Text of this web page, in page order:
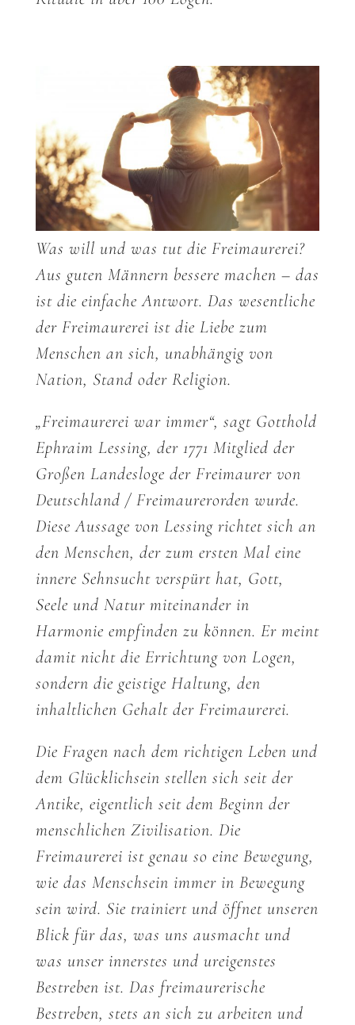
Was will und was tut die Freimaurerei?
Aus guten Männern bessere machen – das
ist die einfache Antwort. Das wesentliche
der Freimaurerei ist die Liebe zum
Menschen an sich, unabhängig von
Nation, Stand oder Religion.
„Freimaurerei war immer“, sagt Gotthold
Ephraim Lessing, der 1771 Mitglied der
Großen Landesloge der Freimaurer von
Deutschland / Freimaurerorden wurde.
Diese Aussage von Lessing richtet sich an
den Menschen, der zum ersten Mal eine
innere Sehnsucht verspürt hat, Gott,
Seele und Natur miteinander in
Harmonie empfinden zu können. Er meint
damit nicht die Errichtung von Logen,
sondern die geistige Haltung, den
inhaltlichen Gehalt der Freimaurerei.
Die Fragen nach dem richtigen Leben und
dem Glücklichsein stellen sich seit der
Antike, eigentlich seit dem Beginn der
menschlichen Zivilisation. Die
Freimaurerei ist genau so eine Bewegung,
wie das Menschsein immer in Bewegung
sein wird. Sie trainiert und öffnet unseren
Blick für das, was uns ausmacht und
was unser innerstes und ureigenstes
Bestreben ist. Das freimaurerische
Bestreben, stets an sich zu arbeiten und